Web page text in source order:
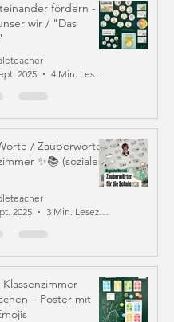
fördern -
wir / "Das
2025
4 Min. Lesezeit
/ Zauberworte
✨📚 (soziales
2025
3 Min. Lesezeit
– Poster mit